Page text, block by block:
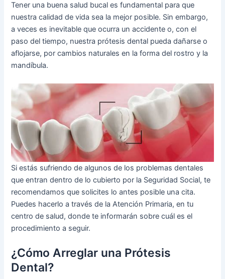
Tener una buena salud bucal es fundamental para que
nuestra calidad de vida sea la mejor posible. Sin embargo,
a veces es inevitable que ocurra un accidente o, con el
paso del tiempo, nuestra prótesis dental pueda dañarse o
aflojarse, por cambios naturales en la forma del rostro y la
mandíbula.
Si estás sufriendo de algunos de los problemas dentales
que entran dentro de lo cubierto por la Seguridad Social, te
recomendamos que solicites lo antes posible una cita.
Puedes hacerlo a través de la Atención Primaria, en tu
centro de salud, donde te informarán sobre cuál es el
procedimiento a seguir.
¿Cómo Arreglar una Prótesis
Dental?